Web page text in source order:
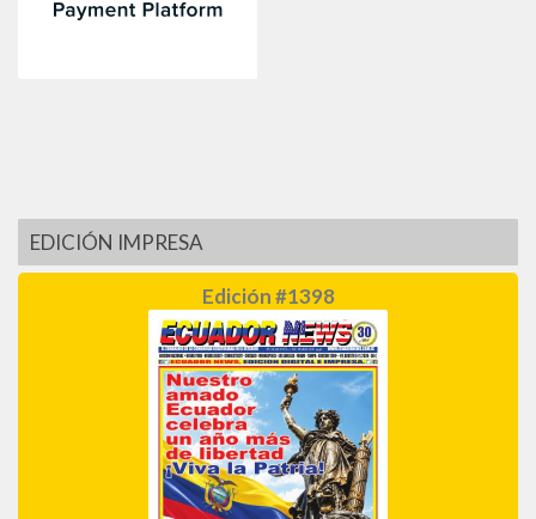
EDICIÓN IMPRESA
Edición #1398